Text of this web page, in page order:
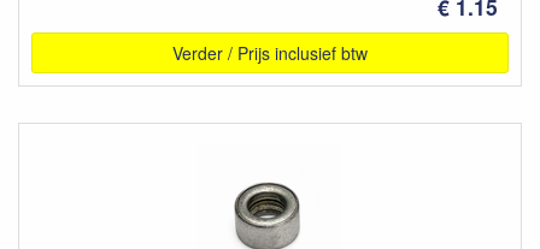
€ 1.15
Verder / Prijs inclusief btw